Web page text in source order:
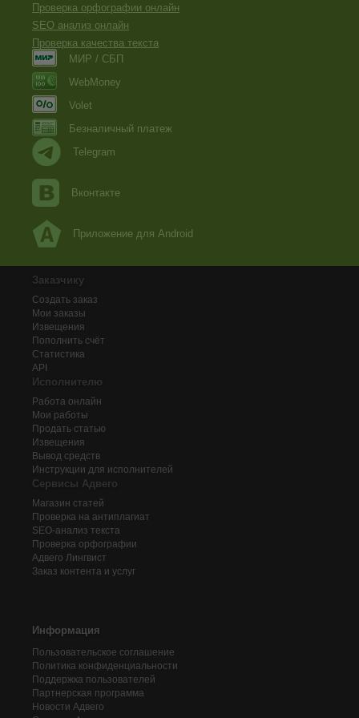
Проверка орфографии онлайн
SEO анализ онлайн
Проверка качества текста
МИР / СБП
WebMoney
Volet
Безналичный платеж
Telegram
Вконтакте
Приложение для Android
Заказчику
Создать заказ
Мои заказы
Извещения
Пополнить счёт
Статистика
API
Исполнителю
Работа онлайн
Мои работы
Продать статью
Извещения
Вывод средств
Инструкции для исполнителей
Сервисы Адвего
Магазин статей
Проверка на антиплагиат
SEO-анализ текста
Проверка орфографии
Адвего Лингвист
Заказ контента и услуг
Информация
Пользовательское соглашение
Политика конфиденциальности
Поддержка пользователей
Партнерская программа
Новости Адвего